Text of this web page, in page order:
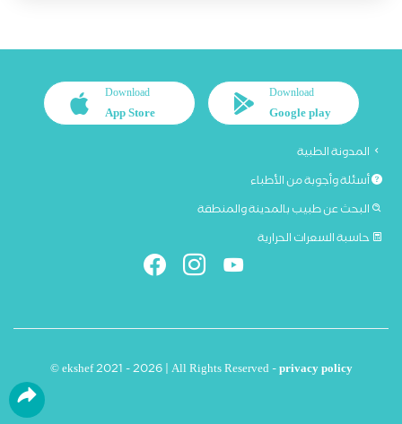
Download
Google play
Download
App Store
المدونة الطبية
أسئلة وأجوبة من الأطباء
البحث عن طبيب بالمدينة والمنطقة
حاسبة السعرات الحرارية
© ekshef 2021 - 2026 | All Rights Reserved -privacy policy